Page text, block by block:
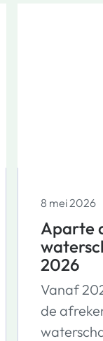
8 mei 2026
Aparte
2026
Vanaf
de